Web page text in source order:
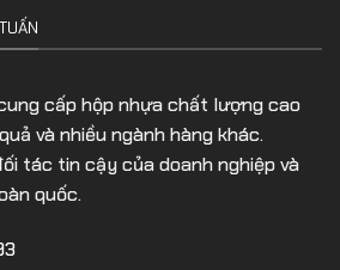
cấp hộp nhựa chất lượng cao
và nhiều ngành hàng khác.
tác tin cậy của doanh nghiệp và
quốc.